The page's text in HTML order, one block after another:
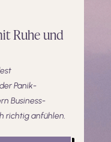
Ruhe und
Panik-
Business-
richtig anfühlen.